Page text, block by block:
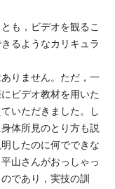
も，ビデオを観るこ
るようなカリキュラ
りません。ただ，一
ビデオ教材を用いた
いただきました。し
体所見のとり方も説
したのに何でできな
山さんがおっしゃっ
であり，実技の訓